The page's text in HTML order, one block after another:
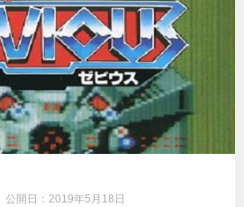
公開日： 2019年5月18日